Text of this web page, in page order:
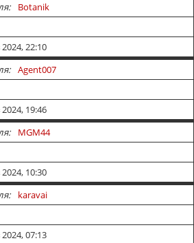
Botanik
22:10
Agent007
19:46
MGM44
10:30
karavai
07:13